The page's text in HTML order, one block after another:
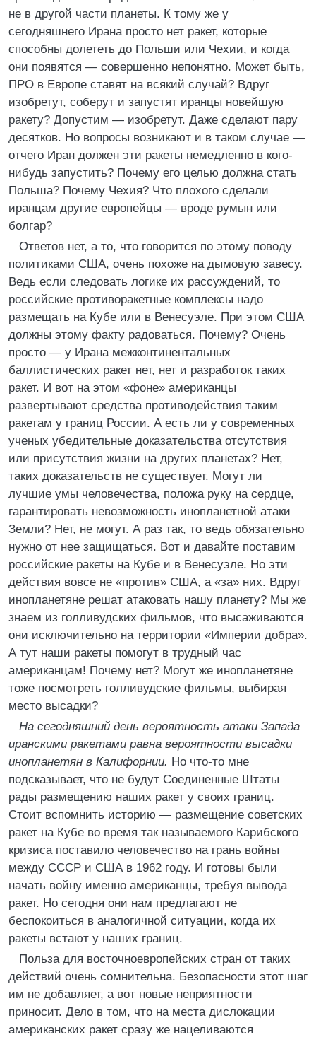
не в другой части планеты. К тому же у
сегодняшнего Ирана просто нет ракет, которые
способны долететь до Польши или Чехии, и когда
они появятся — совершенно непонятно. Может быть,
ПРО в Европе ставят на всякий случай? Вдруг
изобретут, соберут и запустят иранцы новейшую
ракету? Допустим — изобретут. Даже сделают пару
десятков. Но вопросы возникают и в таком случае —
отчего Иран должен эти ракеты немедленно в кого-
нибудь запустить? Почему его целью должна стать
Польша? Почему Чехия? Что плохого сделали
иранцам другие европейцы — вроде румын или
болгар?
Ответов нет, а то, что говорится по этому поводу
политиками США, очень похоже на дымовую завесу.
Ведь если следовать логике их рассуждений, то
российские противоракетные комплексы надо
размещать на Кубе или в Венесуэле. При этом США
должны этому факту радоваться. Почему? Очень
просто — у Ирана межконтинентальных
баллистических ракет нет, нет и разработок таких
ракет. И вот на этом «фоне» американцы
развертывают средства противодействия таким
ракетам у границ России. А есть ли у современных
ученых убедительные доказательства отсутствия
или присутствия жизни на других планетах? Нет,
таких доказательств не существует. Могут ли
лучшие умы человечества, положа руку на сердце,
гарантировать невозможность инопланетной атаки
Земли? Нет, не могут. А раз так, то ведь обязательно
нужно от нее защищаться. Вот и давайте поставим
российские ракеты на Кубе и в Венесуэле. Но эти
действия вовсе не «против» США, а «за» них. Вдруг
инопланетяне решат атаковать нашу планету? Мы же
знаем из голливудских фильмов, что высаживаются
они исключительно на территории «Империи добра».
А тут наши ракеты помогут в трудный час
американцам! Почему нет? Могут же инопланетяне
тоже посмотреть голливудские фильмы, выбирая
место высадки?
На сегодняшний день вероятность атаки Запада
иранскими ракетами равна вероятности высадки
инопланетян в Калифорнии. Но что-то мне
подсказывает, что не будут Соединенные Штаты
рады размещению наших ракет у своих границ.
Стоит вспомнить историю — размещение советских
ракет на Кубе во время так называемого Карибского
кризиса поставило человечество на грань войны
между СССР и США в 1962 году. И готовы были
начать войну именно американцы, требуя вывода
ракет. Но сегодня они нам предлагают не
беспокоиться в аналогичной ситуации, когда их
ракеты встают у наших границ.
Польза для восточноевропейских стран от таких
действий очень сомнительна. Безопасности этот шаг
им не добавляет, а вот новые неприятности
приносит. Дело в том, что на места дислокации
американских ракет сразу же нацеливаются